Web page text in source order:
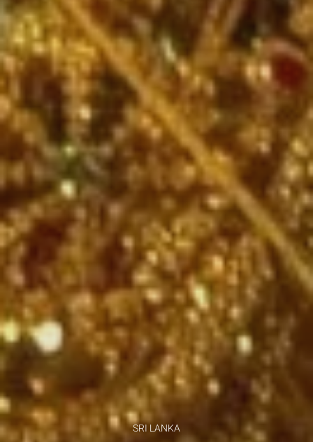
SRI LANKA